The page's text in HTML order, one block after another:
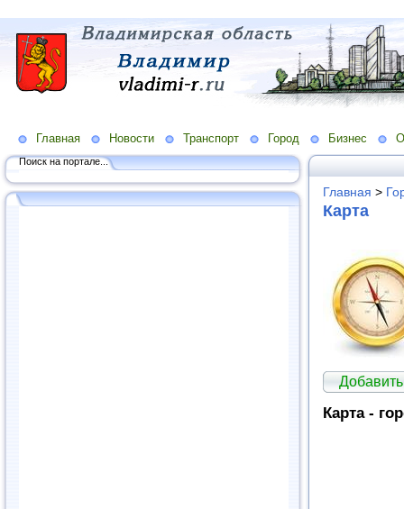
Главная Новости Транспорт Город Бизнес
Поиск на портале...
Главная >
Карта
Добавить
Карта -